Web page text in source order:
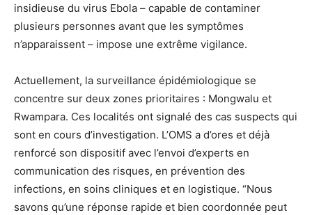
insidieuse du virus Ebola – capable de contaminer
plusieurs personnes avant que les symptômes
n’apparaissent – impose une extrême vigilance.
Actuellement, la surveillance épidémiologique se
concentre sur deux zones prioritaires : Mongwalu et
Rwampara. Ces localités ont signalé des cas suspects qui
sont en cours d’investigation. L’OMS a d’ores et déjà
renforcé son dispositif avec l’envoi d’experts en
communication des risques, en prévention des
infections, en soins cliniques et en logistique. “Nous
savons qu’une réponse rapide et bien coordonnée peut